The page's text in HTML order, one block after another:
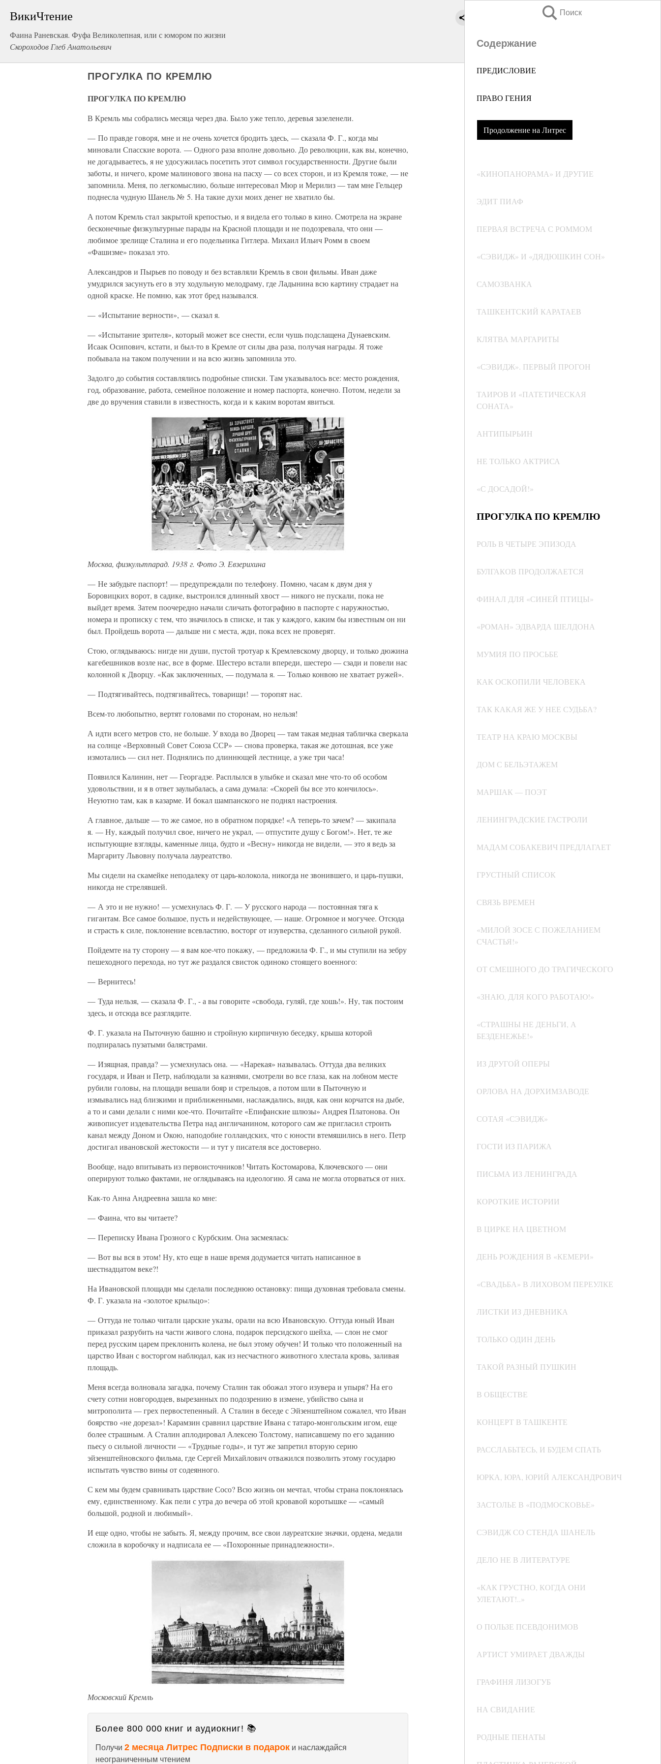
ВикиЧтение
Фаина Раневская. Фуфа Великолепная, или с юмором по жизни
Скороходов Глеб Анатольевич
Поиск
Содержание
ПРЕДИСЛОВИЕ
ПРАВО ГЕНИЯ
Продолжение на Литрес
«КИНОПАНОРАМА» И ДРУГИЕ
ЭДИТ ПИАФ
ПЕРВАЯ ВСТРЕЧА С РОММОМ
«СЭВИДЖ» И «ДЯДЮШКИН СОН»
САМОЗВАНКА
ТАШКЕНТСКИЙ КАРАТАЕВ
КЛЯТВА МАРГАРИТЫ
«СЭВИДЖ». ПЕРВЫЙ ПРОГОН
ТАИРОВ И «ПАТЕТИЧЕСКАЯ
СОНАТА»
АНТИПЫРЬИН
НЕ ТОЛЬКО АКТРИСА
«С ДОСАДОЙ!»
ПРОГУЛКА ПО КРЕМЛЮ
РОЛЬ В ЧЕТЫРЕ ЭПИЗОДА
БУЛГАКОВ ПРОДОЛЖАЕТСЯ
ФИНАЛ ДЛЯ «СИНЕЙ ПТИЦЫ»
«РОМАН» ЭДВАРДА ШЕЛДОНА
МУМИЯ ПО ПРОСЬБЕ
КАК ОСКОПИЛИ ЧЕЛОВЕКА
ТАК КАКАЯ ЖЕ У НЕЕ СУДЬБА?
ТЕАТР НА КРАЮ МОСКВЫ
ДОМ С БЕЛЬЭТАЖЕМ
МАРШАК — ПОЭТ
ЛЕНИНГРАДСКИЕ ГАСТРОЛИ
МАДАМ СОБАКЕВИЧ ПРЕДЛАГАЕТ
ГРУСТНЫЙ СПИСОК
СВЯЗЬ ВРЕМЕН
«МИЛОЙ ЗОСЕ С ПОЖЕЛАНИЕМ
СЧАСТЬЯ!»
ОТ СМЕШНОГО ДО ТРАГИЧЕСКОГО
«ЗНАЮ, ДЛЯ КОГО РАБОТАЮ!»
«СТРАШНЫ НЕ ДЕНЬГИ, А
БЕЗДЕНЕЖЬЕ!»
ИЗ ДРУГОЙ ОПЕРЫ
ОРЛОВА НА ДОРХИМЗАВОДЕ
СОТАЯ «СЭВИДЖ»
ГОСТИ ИЗ ПАРИЖА
ПИСЬМА ИЗ ЛЕНИНГРАДА
КОРОТКИЕ ИСТОРИИ
В ЦИРКЕ НА ЦВЕТНОМ
ДЕНЬ РОЖДЕНИЯ В «КЕМЕРИ»
«СВАДЬБА» В ЛИХОВОМ ПЕРЕУЛКЕ
ЛИСТКИ ИЗ ДНЕВНИКА
ТОЛЬКО ОДИН ДЕНЬ
ТАКОЙ РАЗНЫЙ ПУШКИН
В ОБЩЕСТВЕ
КОНЦЕРТ В ТАШКЕНТЕ
РАССЛАБЬТЕСЬ, И БУДЕМ СПАТЬ
ЮРКА, ЮРА, ЮРИЙ АЛЕКСАНДРОВИЧ
ЗАСТОЛЬЕ В «ПОДМОСКОВЬЕ»
СЭВИДЖ СО СТЕНДА ШАНЕЛЬ
ДЕЛО НЕ В ЛИТЕРАТУРЕ
«КАК ГРУСТНО, КОГДА ОНИ
УЛЕТАЮТ!..»
О ПОЛЬЗЕ ПСЕВДОНИМОВ
АРТИСТ УМИРАЕТ ДВАЖДЫ
ГРАФИНЯ ЛИЗОГУБ
НА СВИДАНИЕ
РОДНЫЕ ПЕНАТЫ
ПРОГУЛКА ПО КРЕМЛЮ
ПРОГУЛКА ПО КРЕМЛЮ
В Кремль мы собрались месяца через два. Было уже тепло, деревья зазеленели.
— По правде говоря, мне и не очень хочется бродить здесь, — сказала Ф. Г., когда мы
миновали Спасские ворота. — Одного раза вполне довольно. До революции, как вы, конечно,
не догадываетесь, я не удосужилась посетить этот символ государственности. Другие были
заботы, и ничего, кроме малинового звона на пасху — со всех сторон, и из Кремля тоже, — не
запомнила. Меня, по легкомыслию, больше интересовал Мюр и Мерилиз — там мне Гельцер
поднесла чудную Шанель № 5. На такие духи моих денег не хватило бы.
А потом Кремль стал закрытой крепостью, и я видела его только в кино. Смотрела на экране
бесконечные физкультурные парады на Красной площади и не подозревала, что они —
любимое зрелище Сталина и его подельника Гитлера. Михаил Ильич Ромм в своем
«Фашизме» показал это.
Александров и Пырьев по поводу и без вставляли Кремль в свои фильмы. Иван даже
умудрился засунуть его в эту ходульную мелодраму, где Ладынина всю картину страдает на
одной краске. Не помню, как этот бред назывался.
— «Испытание верности», — сказал я.
— «Испытание зрителя», который может все снести, если чушь подслащена Дунаевским.
Исаак Осипович, кстати, и был-то в Кремле от силы два раза, получая награды. Я тоже
побывала на таком получении и на всю жизнь запомнила это.
Задолго до события составлялись подробные списки. Там указывалось все: место рождения,
год, образование, работа, семейное положение и номер паспорта, конечно. Потом, недели за
две до вручения ставили в известность, когда и к каким воротам явиться.
Москва, физкультпарад. 1938 г. Фото Э. Евзерихина
— Не забудьте паспорт! — предупреждали по телефону. Помню, часам к двум дня у
Боровицких ворот, в садике, выстроился длинный хвост — никого не пускали, пока не
выйдет время. Затем поочередно начали сличать фотографию в паспорте с наружностью,
номера и прописку с тем, что значилось в списке, и так у каждого, каким бы известным он ни
был. Пройдешь ворота — дальше ни с места, жди, пока всех не проверят.
Стою, оглядываюсь: нигде ни души, пустой тротуар к Кремлевскому дворцу, и только дюжина
кагебешников возле нас, все в форме. Шестеро встали впереди, шестеро — сзади и повели нас
колонной к Дворцу. «Как заключенных, — подумала я. — Только конвою не хватает ружей».
— Подтягивайтесь, подтягивайтесь, товарищи! — торопят нас.
Всем-то любопытно, вертят головами по сторонам, но нельзя!
А идти всего метров сто, не больше. У входа во Дворец — там такая медная табличка сверкала
на солнце «Верховный Совет Союза ССР» — снова проверка, такая же дотошная, все уже
измотались — сил нет. Поднялись по длиннющей лестнице, а уже три часа!
Появился Калинин, нет — Георгадзе. Расплылся в улыбке и сказал мне что-то об особом
удовольствии, и я в ответ заулыбалась, а сама думала: «Скорей бы все это кончилось».
Неуютно там, как в казарме. И бокал шампанского не поднял настроения.
А главное, дальше — то же самое, но в обратном порядке! «А теперь-то зачем? — закипала
я. — Ну, каждый получил свое, ничего не украл, — отпустите душу с Богом!». Нет, те же
испытующие взгляды, каменные лица, будто и «Весну» никогда не видели, — это я ведь за
Маргариту Львовну получала лауреатство.
Мы сидели на скамейке неподалеку от царь-колокола, никогда не звонившего, и царь-пушки,
никогда не стрелявшей.
— А это и не нужно! — усмехнулась Ф. Г. — У русского народа — постоянная тяга к
гигантам. Все самое большое, пусть и недействующее, — наше. Огромное и могучее. Отсюда
и страсть к силе, поклонение всевластию, восторг от изуверства, сделанного сильной рукой.
Пойдемте на ту сторону — я вам кое-что покажу, — предложила Ф. Г., и мы ступили на зебру
пешеходного перехода, но тут же раздался свисток одиноко стоящего военного:
— Вернитесь!
— Туда нельзя, — сказала Ф. Г., - а вы говорите «свобода, гуляй, где хошь!». Ну, так постоим
здесь, и отсюда все разглядите.
Ф. Г. указала на Пыточную башню и стройную кирпичную беседку, крыша которой
подпиралась пузатыми балястрами.
— Изящная, правда? — усмехнулась она. — «Нарекая» называлась. Оттуда два великих
государя, и Иван и Петр, наблюдали за казнями, смотрели во все глаза, как на лобном месте
рубили головы, на площади вешали бояр и стрельцов, а потом шли в Пыточную и
измывались над близкими и приближенными, наслаждались, видя, как они корчатся на дыбе,
а то и сами делали с ними кое-что. Почитайте «Епифанские шлюзы» Андрея Платонова. Он
живописует издевательства Петра над англичанином, которого сам же пригласил строить
канал между Доном и Окою, наподобие голландских, что с юности втемяшились в него. Петр
достигал ивановской жестокости — и тут у писателя все достоверно.
Вообще, надо впитывать из первоисточников! Читать Костомарова, Ключевского — они
оперируют только фактами, не оглядываясь на идеологию. Я сама не могла оторваться от них.
Как-то Анна Андреевна зашла ко мне:
— Фаина, что вы читаете?
— Переписку Ивана Грозного с Курбским. Она засмеялась:
— Вот вы вся в этом! Ну, кто еще в наше время додумается читать написанное в
шестнадцатом веке?!
На Ивановской площади мы сделали последнюю остановку: пища духовная требовала смены.
Ф. Г. указала на «золотое крыльцо»:
— Оттуда не только читали царские указы, орали на всю Ивановскую. Оттуда юный Иван
приказал разрубить на части живого слона, подарок персидского шейха, — слон не смог
перед русским царем преклонить колена, не был этому обучен! И только что положенный на
царство Иван с восторгом наблюдал, как из несчастного животного хлестала кровь, заливая
площадь.
Меня всегда волновала загадка, почему Сталин так обожал этого изувера и упыря? На его
счету сотни новгородцев, вырезанных по подозрению в измене, убийство сына и
митрополита — грех первостепенный. А Сталин в беседе с Эйзенштейном сожалел, что Иван
боярство «не дорезал»! Карамзин сравнил царствие Ивана с татаро-монгольским игом, еще
более страшным. А Сталин аплодировал Алексею Толстому, написавшему по его заданию
пьесу о сильной личности — «Трудные годы», и тут же запретил вторую серию
эйзенштейновского фильма, где Сергей Михайлович отважился позволить этому государю
испытать чувство вины от содеянного.
С кем мы будем сравнивать царствие Сосо? Всю жизнь он мечтал, чтобы страна поклонялась
ему, единственному. Как пели с утра до вечера об этой кровавой коротышке — «самый
большой, родной и любимый».
И еще одно, чтобы не забыть. Я, между прочим, все свои лауреатские значки, ордена, медали
сложила в коробочку и надписала ее — «Похоронные принадлежности».
Московский Кремль
Более 800 000 книг и аудиокниг! 📚
Получи 2 месяца Литрес Подписки в подарок и наслаждайся
неограниченным чтением